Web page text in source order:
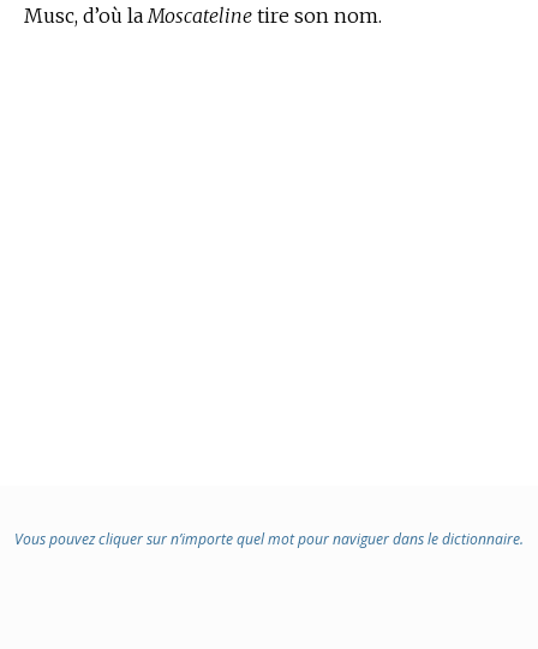
Musc, d’où laMoscateline tire son nom.
Vous pouvez cliquer sur n’importe quel mot pour naviguer dans le dictionnaire.